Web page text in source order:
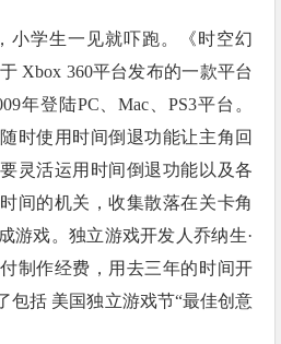
小学生一见就吓跑。《时空幻
Xbox 360平台发布的一款平台
年登陆PC、Mac、PS3平台。
时使用时间倒退功能让主角回
灵活运用时间倒退功能以及各
间的机关，收集散落在关卡角
游戏。独立游戏开发人乔纳生·
制作经费，用去三年的时间开
包括 美国独立游戏节“最佳创意